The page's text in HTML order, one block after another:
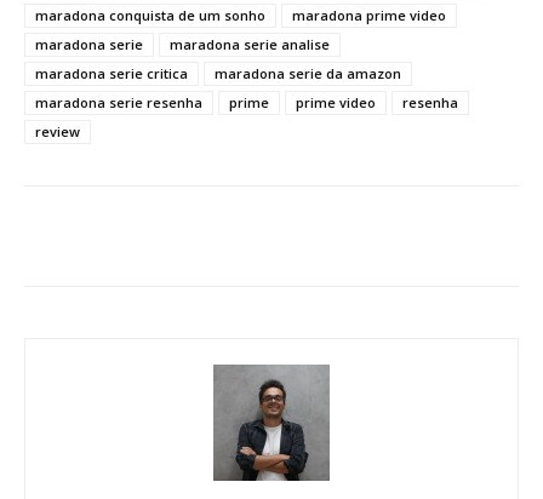
maradona conquista de um sonho
maradona prime video
maradona serie
maradona serie analise
maradona serie critica
maradona serie da amazon
maradona serie resenha
prime prime video
resenha
review